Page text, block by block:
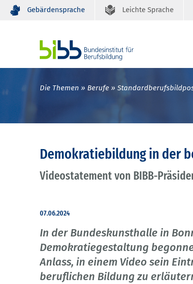
Gebärdensprache Leichte Sprache
Die Themen Berufe
Demokratiebildung in der
Videostatement von BIBB-
07.06.2024
In der Bundeskunsthalle in
Demokratiegestaltung
Anlass, in einem Video sein
beruflichen Bildung zu